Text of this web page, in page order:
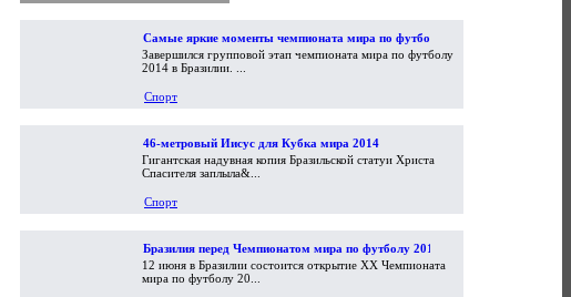
Самые яркие моменты чемпионата мира по футболу
2014
Завершился групповой этап чемпионата мира по футболу
2014 в Бразилии. ...
Спорт
46-метровый Иисус для Кубка мира 2014
Гигантская надувная копия Бразильской статуи Христа
Спасителя заплыла&...
Спорт
Бразилия перед Чемпионатом мира по футболу 2014
12 июня в Бразилии состоится открытие XX Чемпионата
мира по футболу 20...